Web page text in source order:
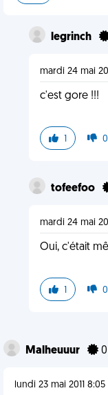
legrinch
mardi 24 mai
c'est gore !!!
1 0
tofeefoo
mardi 24 mai
Oui, c'était
1 0
Malheuuur 0
lundi 23 mai 2011 8:05